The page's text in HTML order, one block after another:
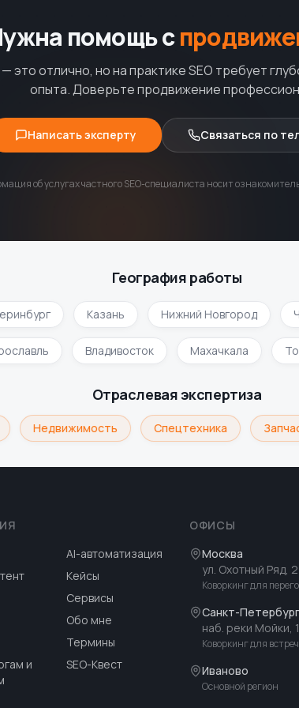
помощь с
это отлично, но на практике SEO требует
опыта. Доверьте продвижение
Написать эксперту Связаться по
об услугах частного SEO-специалиста носит
География работы
Казань Нижний Новгород
Ярославль Владивосток Махачкала
Отраслевая экспертиза
Недвижимость Спецтехника
AI-автоматизация
Кейсы
Сервисы
Обо мне
Термины
и
SEO-Квест
ОФИСЫ
Москва
ул. Охотный Ряд, 2
Коворкинг для
Санкт-Петербург
наб. реки Мойки,
Коворкинг для встреч
Иваново
Основной регион